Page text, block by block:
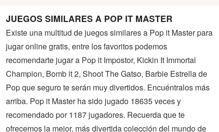
JUEGOS SIMILARES A POP IT MASTER
Existe una multitud de juegos similares a Pop it Master para
jugar online gratis, entre los favoritos podemos
recomendarte jugar a Pop it Impostor, Kickin It Immortal
Champion, Bomb it 2, Shoot The Gatso, Barbie Estrella de
Pop que seguro te serán muy divertidos. Encuéntralos más
arriba. Pop it Master ha sido jugado 18635 veces y
recomendado por 1187 jugadores. Recuerda que te
ofrecemos la mejor, más divertida colección del mundo de